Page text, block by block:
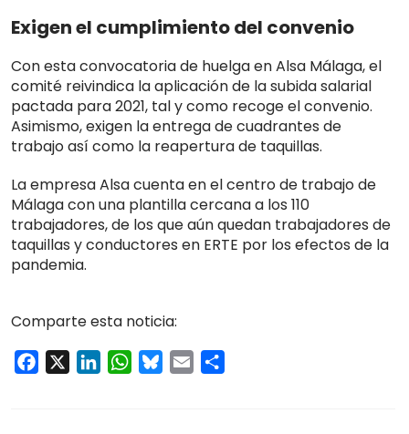
Exigen el cumplimiento del convenio
Con esta convocatoria de huelga en Alsa Málaga, el
comité reivindica la aplicación de la subida salarial
pactada para 2021, tal y como recoge el convenio.
Asimismo, exigen la entrega de cuadrantes de
trabajo así como la reapertura de taquillas.
La empresa Alsa cuenta en el centro de trabajo de
Málaga con una plantilla cercana a los 110
trabajadores, de los que aún quedan trabajadores de
taquillas y conductores en ERTE por los efectos de la
pandemia.
Comparte esta noticia:
Facebook LinkedInWhatsApp
Bluesky
Email